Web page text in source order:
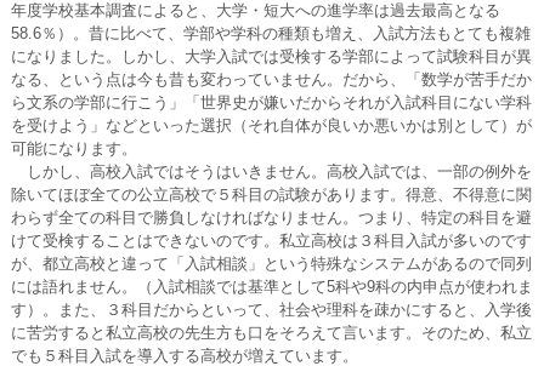
年度学校基本調査によると、大学・短大への進学率は過去最高となる
58.6％）。昔に比べて、学部や学科の種類も増え、入試方法もとても複雑
になりました。しかし、大学入試では受検する学部によって試験科目が異
なる、という点は今も昔も変わっていません。だから、「数学が苦手だか
ら文系の学部に行こう」「世界史が嫌いだからそれが入試科目にない学科
を受けよう」などといった選択（それ自体が良いか悪いかは別として）が
可能になります。
しかし、高校入試ではそうはいきません。高校入試では、一部の例外を
除いてほぼ全ての公立高校で５科目の試験があります。得意、不得意に関
わらず全ての科目で勝負しなければなりません。つまり、特定の科目を避
けて受検することはできないのです。私立高校は３科目入試が多いのです
が、都立高校と違って「入試相談」という特殊なシステムがあるので同列
には語れません。（入試相談では基準として5科や9科の内申点が使われま
す）。また、３科目だからといって、社会や理科を疎かにすると、入学後
に苦労すると私立高校の先生方も口をそろえて言います。そのため、私立
でも５科目入試を導入する高校が増えています。